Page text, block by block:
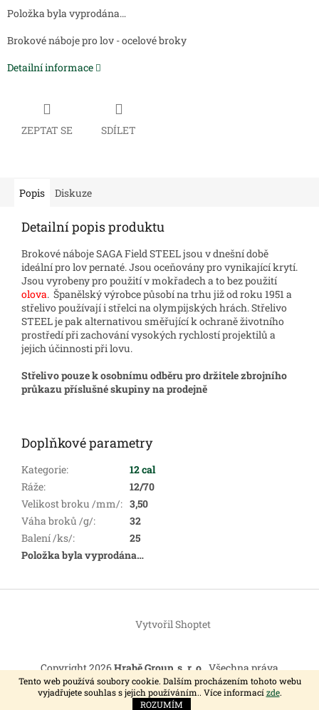
Tento web používá soubory cookie. Dalším procházením tohoto webu
vyjadřujete souhlas s jejich používáním.. Více informacízde.
ROZUMÍM
Položka byla vyprodána…
Brokové náboje pro lov - ocelové broky
Detailní informace
ZEPTAT SE SDÍLET
Popis Diskuze
Detailní popis produktu
Brokové náboje SAGA Field STEEL jsou v dnešní době
ideální pro lov pernaté. Jsou oceňovány pro vynikající krytí.
Jsou vyrobeny pro použití v mokřadech a to bez použití
olova. Španělský výrobce působí na trhu již od roku 1951 a
střelivo používají i střelci na olympijských hrách. Střelivo
STEEL je pak alternativou směřující k ochraně životního
prostředí při zachování vysokých rychlostí projektilů a
jejich účinnosti při lovu.
Střelivo pouze k osobnímu odběru pro držitele zbrojního
průkazu příslušné skupiny na prodejně
Doplňkové parametry
Kategorie:
12 cal
Ráže:
12/70
Velikost broku /mm/: 3,50
Váha broků /g/:
32
Balení /ks/:
25
Položka byla vyprodána…
Z
í
Vytvořil Shoptet
Copyright 2026Hrabě Group, s. r. o.. Všechna práva
vyhrazena.